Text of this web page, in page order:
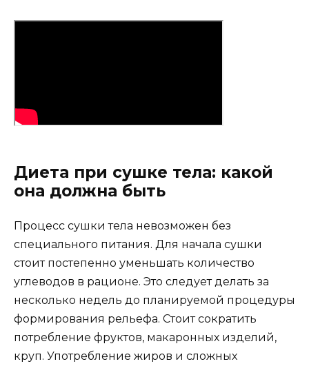
Диета при сушке тела: какой
она должна быть
Процесс сушки тела невозможен без
специального питания. Для начала сушки
стоит постепенно уменьшать количество
углеводов в рационе. Это следует делать за
несколько недель до планируемой процедуры
формирования рельефа. Стоит сократить
потребление фруктов, макаронных изделий,
круп. Употребление жиров и сложных